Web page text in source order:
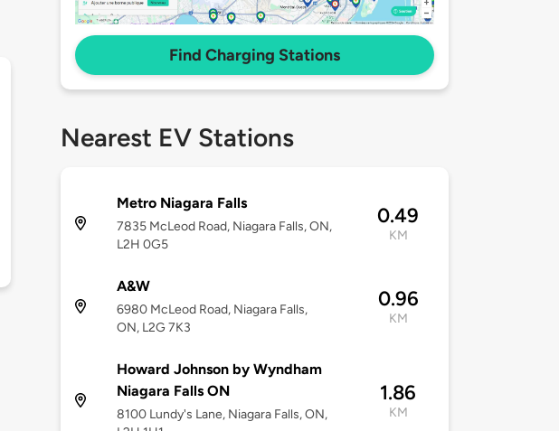
Find Charging Stations
Nearest EV Stations
Metro Niagara Falls
7835 McLeod Road, Niagara Falls, ON,
L2H 0G5
0.49
KM
A&W
6980 McLeod Road, Niagara Falls,
ON, L2G 7K3
0.96
KM
Howard Johnson by Wyndham
Niagara Falls ON
8100 Lundy's Lane, Niagara Falls, ON,
1.86
KM